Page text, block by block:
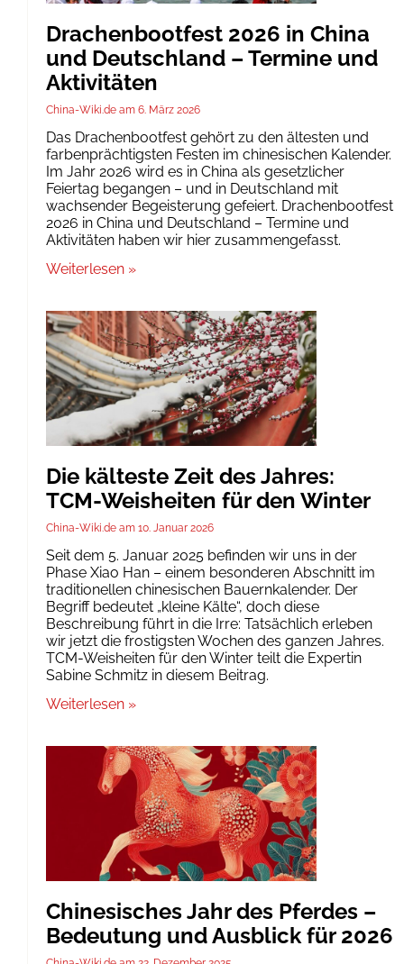
Drachenbootfest 2026 in China
und Deutschland – Termine und
Aktivitäten
China-Wiki.de 6. März 2026
Das Drachenbootfest gehört zu den ältesten und
farbenprächtigsten Festen im chinesischen Kalender.
Im Jahr 2026 wird es in China als gesetzlicher
Feiertag begangen – und in Deutschland mit
wachsender Begeisterung gefeiert. Drachenbootfest
2026 in China und Deutschland – Termine und
Aktivitäten haben wir hier zusammengefasst.
Weiterlesen »
Die kälteste Zeit des Jahres:
TCM-Weisheiten für den Winter
China-Wiki.de 10. Januar 2026
Seit dem 5. Januar 2025 befinden wir uns in der
Phase Xiao Han – einem besonderen Abschnitt im
traditionellen chinesischen Bauernkalender. Der
Begriff bedeutet „kleine Kälte“, doch diese
Beschreibung führt in die Irre: Tatsächlich erleben
wir jetzt die frostigsten Wochen des ganzen Jahres.
TCM-Weisheiten für den Winter teilt die Expertin
Sabine Schmitz in diesem Beitrag.
Weiterlesen »
Chinesisches Jahr des Pferdes –
Bedeutung und Ausblick für 2026